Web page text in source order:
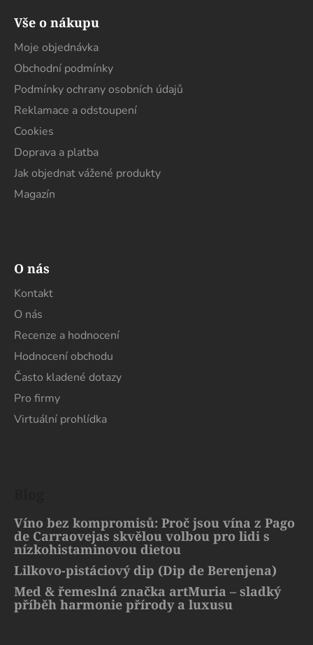
Vše o nákupu
Moje objednávka
Obchodní podmínky
Podmínky ochrany osobních údajů
Reklamace a odstoupení
Cookies
Doprava a platba
Jak objednat vážené produkty
Magazín
O nás
Kontakt
O nás
Recenze a hodnocení
Hodnocení obchodu
Často kladené dotazy
Pro firmy
Virtuální prohlídka
Víno bez kompromisů: Proč jsou vína z Pago
de Carraovejas skvělou volbou pro lidi s
nízkohistaminovou dietou
Lilkovo-pistáciový dip (Dip de Berenjena)
Med & řemeslná značka artMuria – sladký
příběh harmonie přírody a luxusu